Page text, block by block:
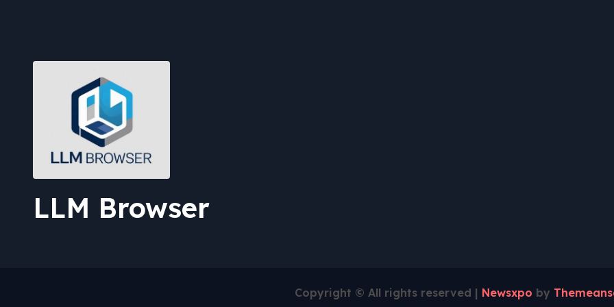
LLM Browser
Copyright © All rights reserved | Newsxpo by